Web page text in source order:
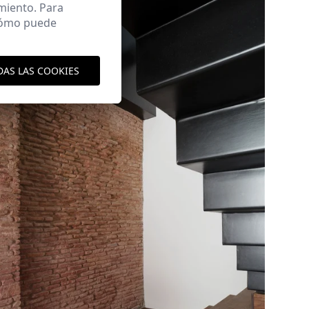
Para
puede
LAS COOKIES